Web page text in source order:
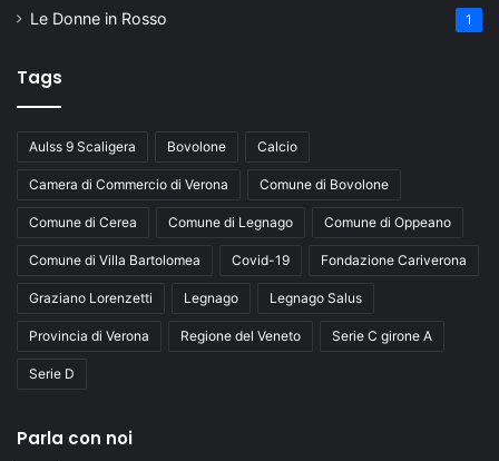
Le Donne in Rosso 1
Tags
Aulss 9 Scaligera Bovolone Calcio
Camera di Commercio di Verona Comune di Bovolone
Comune di Cerea Comune di Legnago Comune di Oppeano
Comune di Villa Bartolomea Covid-19 Fondazione Cariverona
Graziano Lorenzetti Legnago Legnago Salus
Provincia di Verona Regione del Veneto Serie C girone A
Serie D
Parla con noi